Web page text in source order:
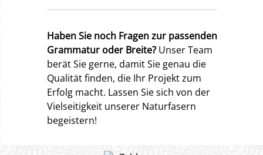
Haben Sie noch Fragen zur passenden
Grammatur oder Breite? Unser Team
berät Sie gerne, damit Sie genau die
Qualität finden, die Ihr Projekt zum
Erfolg macht. Lassen Sie sich von der
Vielseitigkeit unserer Naturfasern
begeistern!